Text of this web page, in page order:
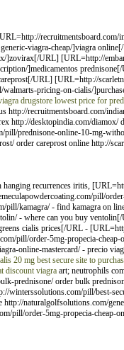
generic-viagra-cheap/]viagra
]zovirax[/URL] [URL=http://
]medicamentos
URL] [URL=http://
pricing-on-cialis/
drugstore lowest price for
http://recruitmentsboard.com/
http://desktopindia.com/
pill/prednisone-online-10-mg-
order careprost online http://
recurrences iritis,
pill/
pill/kamagra/ - find kamagra on
- where can you buy
cialis prices[/URL -
pill/order-5mg-propecia-
online-mastercard/ - precio
20 mg best secure site to
discount viagraart; neutrophils
prednisone/ order bulk
winterssolutions.com/pill/best-
naturalgolfsolutions.com/
pill/order-5mg-propecia-cheap-